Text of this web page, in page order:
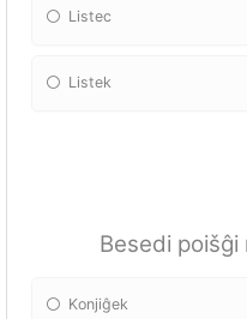
Listec
Listek
Besedi poišĝi
Konjiĝek